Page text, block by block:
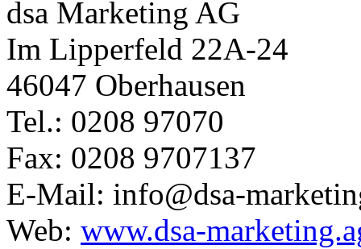
dsa Marketing AG
Im Lipperfeld 22A-24
46047 Oberhausen
Tel.: 0208 97070
Fax: 0208 9707137
E-Mail: info@dsa-
Web: www.dsa-